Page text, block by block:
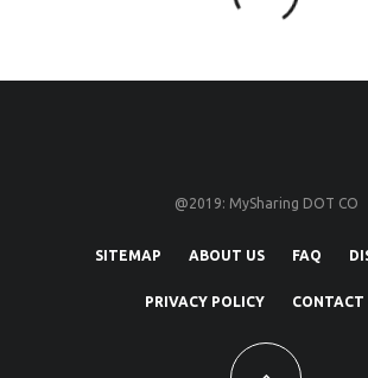
@2019: MySharing DOT CO
SITEMAP ABOUT US FAQ
PRIVACY POLICY CONTACT